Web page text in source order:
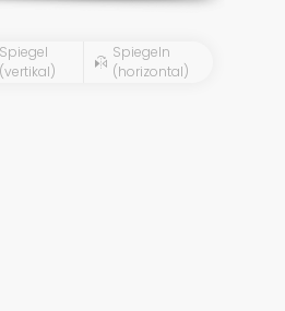
Spiegel
(vertikal)
Spiegeln
(horizontal)